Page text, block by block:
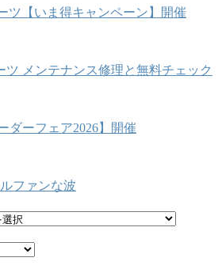
ツ【いま得キャンペーン】開催
ツ メンテナンス修理と無料チェック
ダーフェア2026】開催
ファンな波